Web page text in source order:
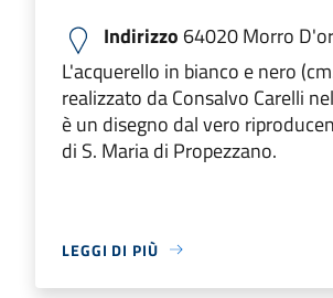
Indirizzo 64020 Morro
L'acquerello in bianco e nero
realizzato da Consalvo Carelli
è un disegno dal vero
di S. Maria di Propezzano.
LEGGI DI PIÙ